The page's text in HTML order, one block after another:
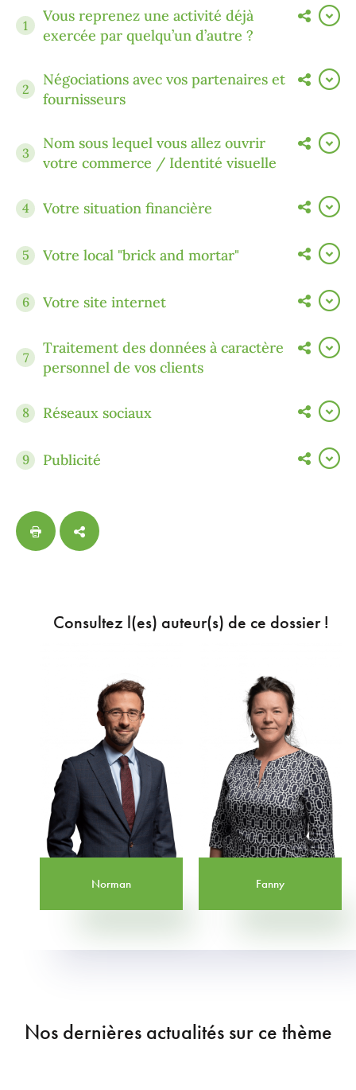
1
Vous reprenez une activité déjà
exercée par quelqu’un d’autre ?
2
Négociations avec vos partenaires et
fournisseurs
3
Nom sous lequel vous allez ouvrir
votre commerce / Identité visuelle
4 Votre situation financière
5 Votre local "brick and mortar"
6 Votre site internet
7
Traitement des données à caractère
personnel de vos clients
8 Réseaux sociaux
9 Publicité
Consultez l(es) auteur(s) de ce dossier !
Norman Fanny
Nos dernières actualités sur ce thème